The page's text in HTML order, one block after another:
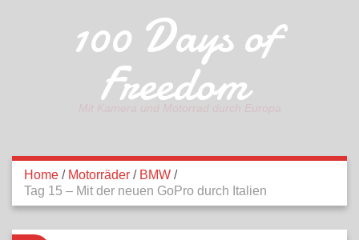
100 Days of
Freedom
Home / Motorräder / BMW /
Tag 15 – Mit der neuen GoPro durch Italien